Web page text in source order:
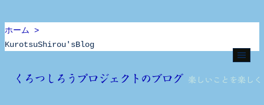
ホーム >
KurotsuShirou'sBlog
くろつしろうプロジェクトのブログ 楽しいことを楽しく